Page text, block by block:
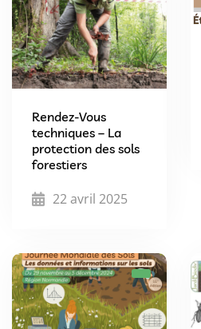
Rendez-Vous
techniques – La
protection des sols
forestiers
22 avril 2025